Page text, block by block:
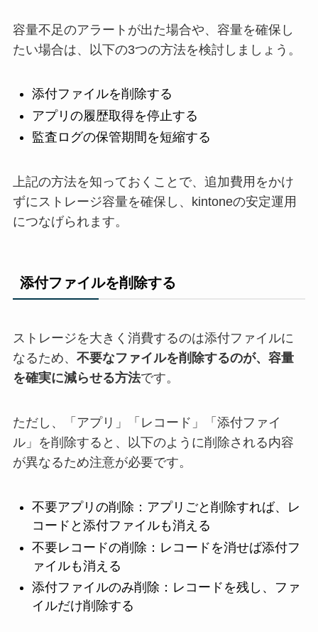
容量不足のアラートが出た場合や、容量を確保し
たい場合は、以下の3つの方法を検討しましょう。
添付ファイルを削除する
アプリの履歴取得を停止する
監査ログの保管期間を短縮する
上記の方法を知っておくことで、追加費用をかけ
ずにストレージ容量を確保し、kintoneの安定運用
につなげられます。
添付ファイルを削除する
ストレージを大きく消費するのは添付ファイルに
なるため、 不要なファイルを削除するのが、容量
を確実に減らせる方法です。
ただし、「アプリ」「レコード」「添付ファイ
ル」を削除すると、以下のように削除される内容
が異なるため注意が必要です。
不要アプリの削除：アプリごと削除すれば、レ
コードと添付ファイルも消える
不要レコードの削除：レコードを消せば添付フ
ァイルも消える
添付ファイルのみ削除：レコードを残し、ファ
イルだけ削除する